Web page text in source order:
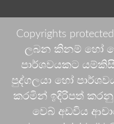
Copyrights
ලබන කිනම් හෝ
පාර්ශවයකට
පුද්ගලයා හෝ
කරමින් ඉදිරිපත්
වෙබ් අඩවිය